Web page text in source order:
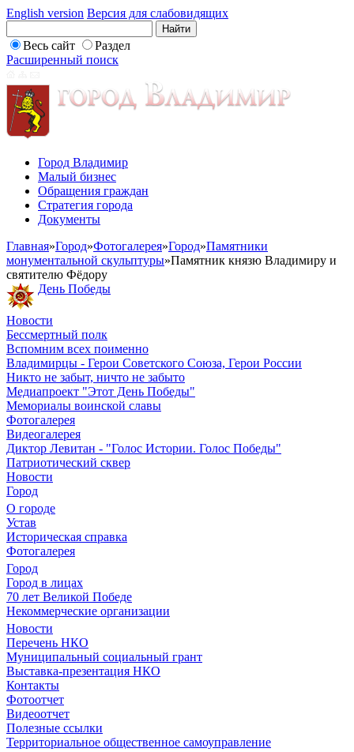
English version Версия для слабовидящих
Весь сайт
Раздел
Расширенный поиск
Город Владимир
Малый бизнес
Обращения граждан
Стратегия города
Документы
Главная»Город»Фотогалерея»Город»Памятники
монументальной скульптуры»Памятник князю Владимиру и
святителю Фёдору
День Победы
Новости
Бессмертный полк
Вспомним всех поименно
Владимирцы - Герои Советского Союза, Герои России
Никто не забыт, ничто не забыто
Медиапроект "Этот День Победы"
Мемориалы воинской славы
Фотогалерея
Видеогалерея
Диктор Левитан - "Голос Истории. Голос Победы"
Патриотический сквер
Новости
Город
О городе
Устав
Историческая справка
Фотогалерея
Город
Город в лицах
70 лет Великой Победе
Некоммерческие организации
Новости
Перечень НКО
Муниципальный социальный грант
Выставка-презентация НКО
Контакты
Фотоотчет
Видеоотчет
Полезные ссылки
Территориальное общественное самоуправление